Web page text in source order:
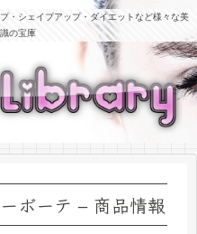
・シェイプアップ・ダイエットなど様々な美
の宝庫
ボーテ – 商品情報